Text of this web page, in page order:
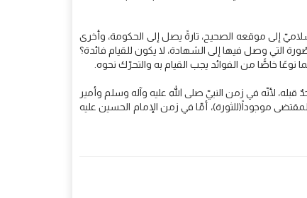
إلى موقعه الصحيح، تارةً يصل إلى الحكومة، وأخرى
التي وصل فيها إلى الشهادة، لا يكون للقيام فائدة؟
خاصًّا من الفوائد يجب القيام به والتحرّك نحوه.
لأنّه في زمن النبيّ صلى الله عليه وآله وسلم وأمير
موجوداً(للثورة)، أمّا في زمن الإمام الحسين عليه